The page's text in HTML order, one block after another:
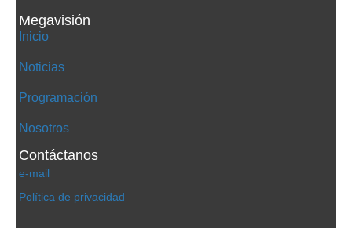
Megavisión
Inicio
Noticias
Programación
Nosotros
Contáctanos
e-mail
Política de privacidad